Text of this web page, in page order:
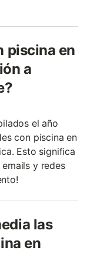
piscina en
a
el año
con piscina en
Esto significa
y redes
las
en